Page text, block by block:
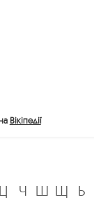
Вікіпедії
Ц Ч Ш Щ Ь